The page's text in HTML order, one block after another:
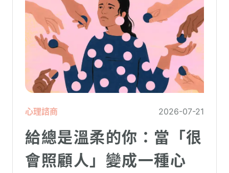
心理諮商 2026-07-21
給總是溫柔的你：當「很
會照顧人」變成一種心